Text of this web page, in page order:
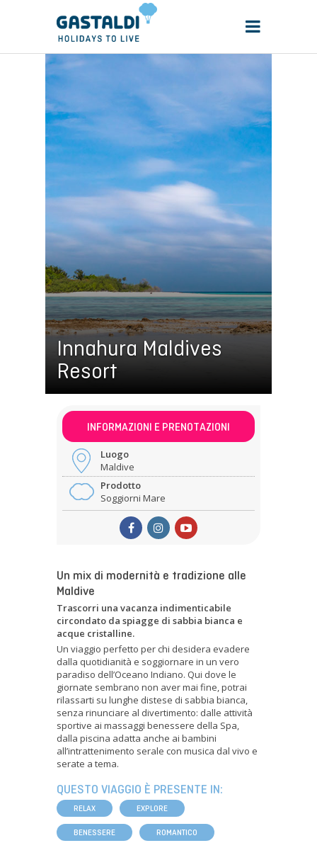
Innahura Maldives
Resort
INFORMAZIONI E PRENOTAZIONI
Luogo
Maldive
Prodotto
Soggiorni Mare
Un mix di modernità e tradizione alle
Maldive
Trascorri una vacanza indimenticabile
circondato da spiagge di sabbia bianca e
acque cristalline.
Un viaggio perfetto per chi desidera evadere
dalla quotidianità e soggiornare in un vero
paradiso dell’Oceano Indiano. Qui dove le
giornate sembrano non aver mai fine, potrai
rilassarti su lunghe distese di sabbia bianca,
senza rinunciare al divertimento: dalle attività
sportive ai massaggi benessere della Spa,
dalla piscina adatta anche ai bambini
all’intrattenimento serale con musica dal vivo e
serate a tema.
QUESTO VIAGGIO È PRESENTE IN:
RELAX EXPLORE
BENESSERE ROMANTICO